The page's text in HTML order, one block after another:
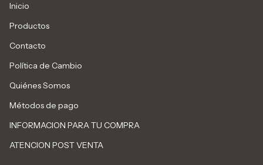
Inicio
Productos
Contacto
Política de Cambio
Quiénes Somos
Métodos de pago
INFORMACION PARA TU COMPRA
ATENCION POST VENTA